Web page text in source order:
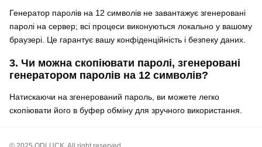
Генератор паролів на 12 символів не завантажує згенеровані
паролі на сервер; всі процеси виконуються локально у вашому
браузері. Це гарантує вашу конфіденційність і безпеку даних.
3. Чи можна скопіювати паролі, згенеровані
генератором паролів на 12 символів?
Натискаючи на згенерований пароль, ви можете легко
скопіювати його в буфер обміну для зручного використання.